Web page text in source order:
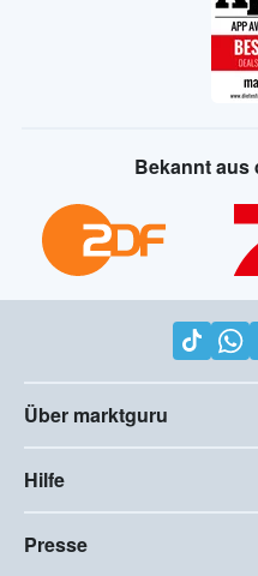
Bekannt aus
Über marktguru
Hilfe
Presse